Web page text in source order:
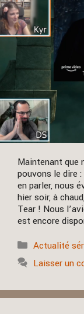
Maintenant que
pouvons le dire
en parler, nous
hier soir, à
Tear ! Nous
est encore
Catégories
Actualité
Laisser un